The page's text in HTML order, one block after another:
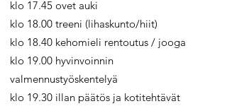
klo 17.45 ovet auki
klo 18.00 treeni (lihaskunto/hiit)
klo 18.40 kehomieli rentoutus / jooga
klo 19.00 hyvinvoinnin
valmennustyöskentelyä
klo 19.30 illan päätös ja kotitehtävät